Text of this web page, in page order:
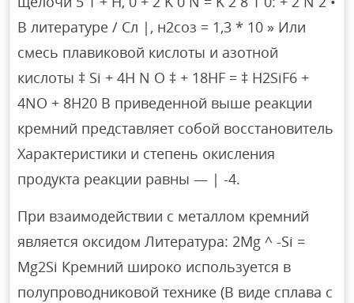
В литературе / Сл |, н2соз = 1,3 * 10 » Или
смесь плавиковой кислоты и азотной
кислоты ‡ Si + 4H N O ‡ + 18HF = ‡ H2SiF6 +
4NO + 8H20 В приведенной выше реакции
кремний представляет собой восстановитель
Характеристики и степень окисления
продукта реакции равны — | -4.
При взаимодействии с металлом кремний
является оксидом Литература: 2Mg ^ -Si =
Mg2Si Кремний широко используется в
полупроводниковой технике (В виде сплава с